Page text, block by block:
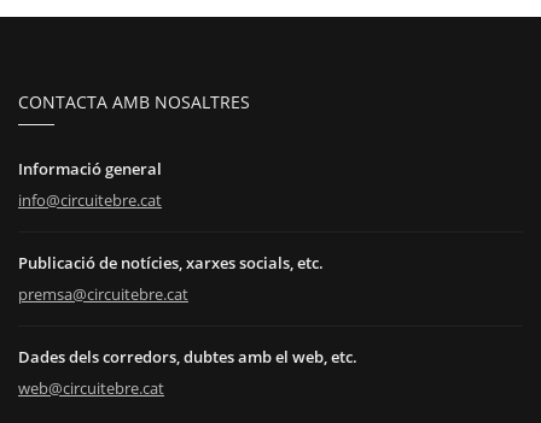
CONTACTA AMB NOSALTRES
Informació general
info@circuitebre.cat
Publicació de notícies, xarxes socials, etc.
premsa@circuitebre.cat
Dades dels corredors, dubtes amb el web, etc.
web@circuitebre.cat